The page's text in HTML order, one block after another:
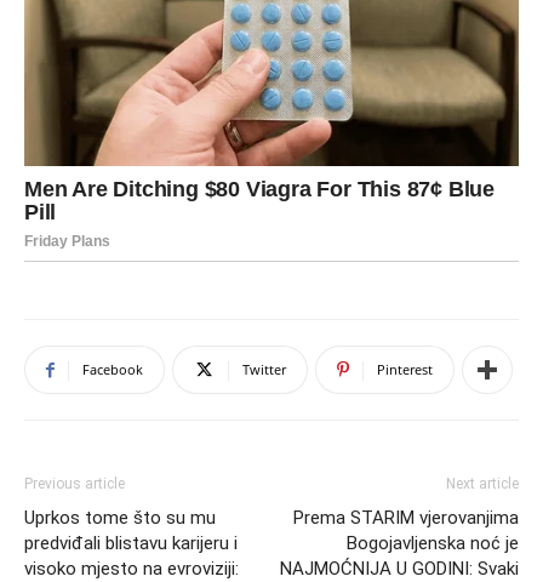
Facebook Twitter Pinterest
Previous article
Uprkos tome što su mu
predviđali blistavu karijeru i
visoko mjesto na evroviziji:
Next article
Prema STARIM vjerovanjima
Bogojavljenska noć je
NAJMOĆNIJA U GODINI: Svaki